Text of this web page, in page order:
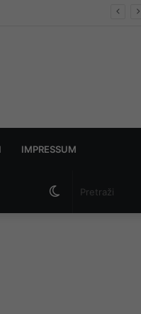
IMPRESSUM
Switch